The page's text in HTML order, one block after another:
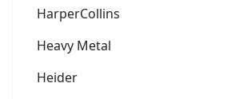
HarperCollins
Heavy Metal
Heider